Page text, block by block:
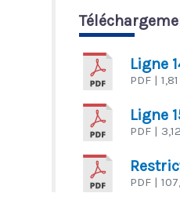
Ligne
PDF|
Ligne
PDF|
PDF|